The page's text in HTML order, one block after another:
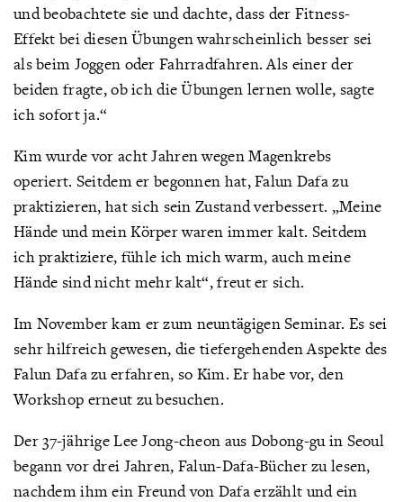
und beobachtete sie und dachte, dass der Fitness-
Effekt bei diesen Übungen wahrscheinlich besser sei
als beim Joggen oder Fahrradfahren. Als einer der
beiden fragte, ob ich die Übungen lernen wolle, sagte
ich sofort ja.“
Kim wurde vor acht Jahren wegen Magenkrebs
operiert. Seitdem er begonnen hat, Falun Dafa zu
praktizieren, hat sich sein Zustand verbessert. „Meine
Hände und mein Körper waren immer kalt. Seitdem
ich praktiziere, fühle ich mich warm, auch meine
Hände sind nicht mehr kalt“, freut er sich.
Im November kam er zum neuntägigen Seminar. Es sei
sehr hilfreich gewesen, die tiefergehenden Aspekte des
Falun Dafa zu erfahren, so Kim. Er habe vor, den
Workshop erneut zu besuchen.
Der 37-jährige Lee Jong-cheon aus Dobong-gu in Seoul
begann vor drei Jahren, Falun-Dafa-Bücher zu lesen,
nachdem ihm ein Freund von Dafa erzählt und ein